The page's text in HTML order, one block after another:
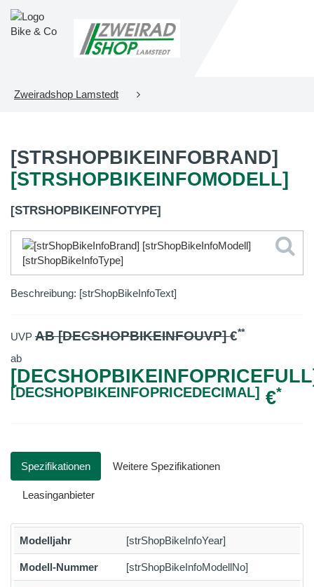
Zweiradshop Lamstedt
[STRSHOPBIKEINFOBRAND]
[STRSHOPBIKEINFOMODELL]
[STRSHOPBIKEINFOTYPE]
Beschreibung: [strShopBikeInfoText]
UVP AB [DECSHOPBIKEINFOUVP]€**
ab
[DECSHOPBIKEINFOPRICEDECIMAL] €*
Spezifikationen Weitere Spezifikationen
Leasinganbieter
Modelljahr [strShopBikeInfoYear]
Modell-Nummer [strShopBikeInfoModellNo]